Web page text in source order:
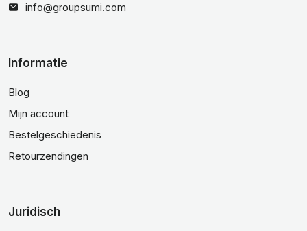
info@groupsumi.com
Informatie
Blog
Mijn account
Bestelgeschiedenis
Retourzendingen
Juridisch